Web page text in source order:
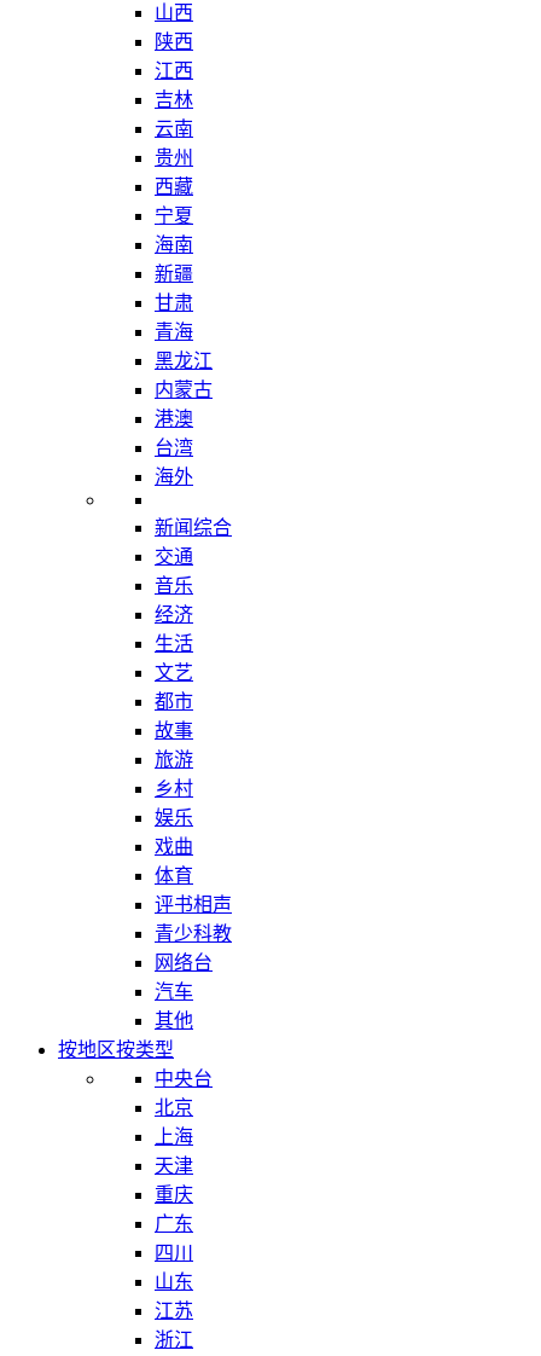
山西
陕西
江西
吉林
云南
贵州
西藏
宁夏
海南
新疆
甘肃
青海
黑龙江
内蒙古
港澳
台湾
海外
新闻综合
交通
音乐
经济
生活
文艺
都市
故事
旅游
乡村
娱乐
戏曲
体育
评书相声
青少科教
网络台
汽车
其他
按地区按类型
中央台
北京
上海
天津
重庆
广东
四川
山东
江苏
浙江